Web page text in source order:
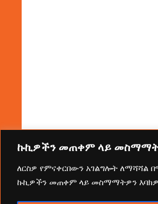
ኩኪዎችን መጠቀም ላይ
ለርስዎ የምናቀርበውን አገልግሎት ለማሻሻል
ኩኪዎችን መጠቀም ላይ መስማማትዎን